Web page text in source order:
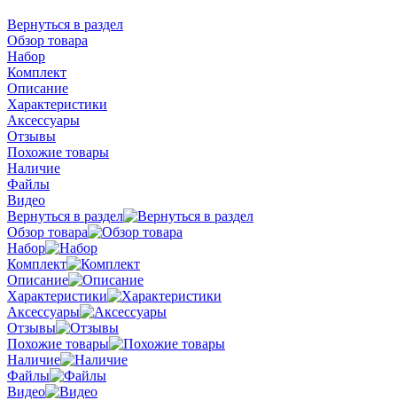
Вернуться в раздел
Обзор товара
Набор
Комплект
Описание
Характеристики
Аксессуары
Отзывы
Похожие товары
Наличие
Файлы
Видео
Вернуться в раздел
Обзор товара
Набор
Комплект
Описание
Характеристики
Аксессуары
Отзывы
Похожие товары
Наличие
Файлы
Видео